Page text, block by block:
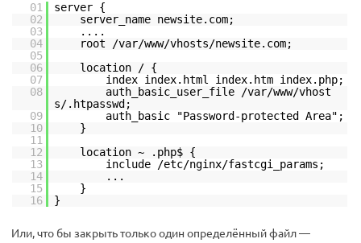
01
server {
02
server_name newsite.com;
03
....
04
root /var/www/vhosts/newsite.com;
05
06
location / {
07
index index.html index.htm index.php;
08
auth_basic_user_file /var/www/vhost
s/.htpasswd;
09
auth_basic "Password-protected Area";
10
}
11
12
location ~ .php$ {
13
include /etc/nginx/fastcgi_params;
14
...
15
}
16
}
Или, что бы закрыть только один определённый файл —